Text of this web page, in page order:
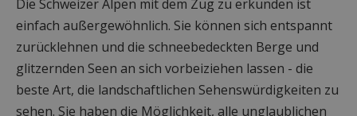
Die Schweizer Alpen mit dem Zug zu erkunden ist
einfach außergewöhnlich. Sie können sich entspannt
zurücklehnen und die schneebedeckten Berge und
glitzernden Seen an sich vorbeiziehen lassen - die
beste Art, die landschaftlichen Sehenswürdigkeiten zu
sehen. Sie haben die Möglichkeit, alle unglaublichen